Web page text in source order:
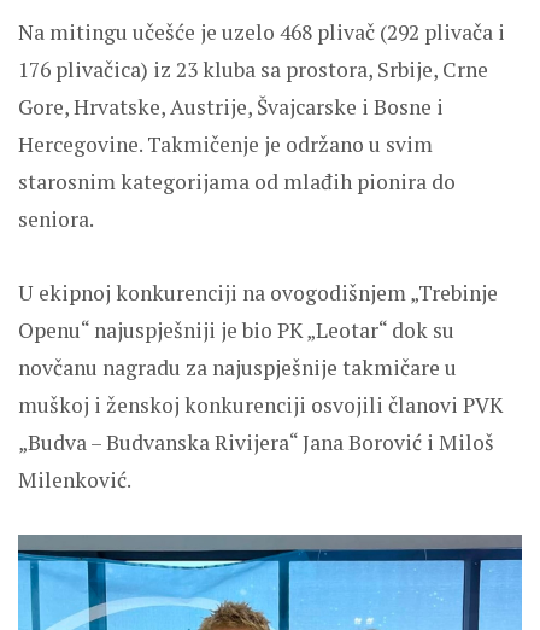
Na mitingu učešće je uzelo 468 plivač (292 plivača i
176 plivačica) iz 23 kluba sa prostora, Srbije, Crne
Gore, Hrvatske, Austrije, Švajcarske i Bosne i
Hercegovine. Takmičenje je održano u svim
starosnim kategorijama od mlađih pionira do
seniora.
U ekipnoj konkurenciji na ovogodišnjem „Trebinje
Openu“ najuspješniji je bio PK „Leotar“ dok su
novčanu nagradu za najuspješnije takmičare u
muškoj i ženskoj konkurenciji osvojili članovi PVK
„Budva – Budvanska Rivijera“ Jana Borović i Miloš
Milenković.